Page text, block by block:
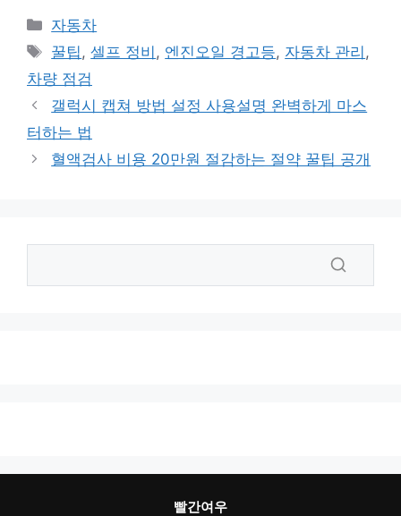
카
테
리
자동차
태
그
꿀팁 ,셀프 정비 , 엔진오일 경고등, 자동차 관리 ,
차량 점검
갤럭시 캡쳐 방법 설정 사용설명 완벽하게 마스
터하는 법
혈액검사 비용 20만원 절감하는 절약 꿀팁 공개
빨간여우